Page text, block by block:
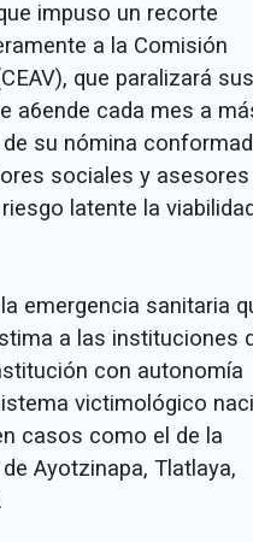
impuso un recorte
a la Comisión
que paralizará
a6ende cada mes a
su nómina
sociales y asesores
latente la
emergencia sanitaria
a las instituciones
con autonomía
victimológico
casos como el de la
Ayotzinapa, Tlatlaya,